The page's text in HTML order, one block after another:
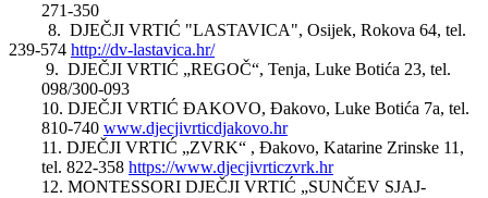
271-350
8. DJEČJI VRTIĆ "LASTAVICA", Osijek, Rokova 64, tel.
239-574 http://dv-lastavica.hr/
9. DJEČJI VRTIĆ „REGOČ“, Tenja, Luke Botića 23, tel.
098/300-093
10. DJEČJI VRTIĆ ĐAKOVO, Đakovo, Luke Botića 7a, tel.
810-740 www.djecjivrticdjakovo.hr
11. DJEČJI VRTIĆ „ZVRK“ , Đakovo, Katarine Zrinske 11,
tel. 822-358 https://www.djecjivrticzvrk.hr
12. MONTESSORI DJEČJI VRTIĆ „SUNČEV SJAJ-